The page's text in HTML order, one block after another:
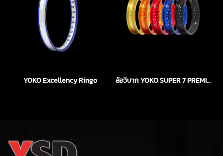
YOKO Excellency Ringo ล้อวิบาก YOKO SUPER 7 PREMIUM WHEEL RIM